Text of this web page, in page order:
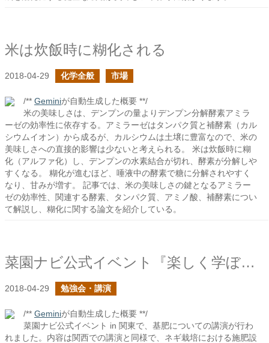
米は炊飯時に糊化される
2018-04-29 化学全般 市場
/** Geminiが自動生成した概要 **/
米の美味しさは、デンプンの量よりデンプン分解酵素アミラ
ーゼの効率性に依存する。アミラーゼはタンパク質と補酵素（カル
シウムイオン）から成るが、カルシウムは土壌に豊富なので、米の
美味しさへの直接的影響は少ないと考えられる。 米は炊飯時に糊
化（アルファ化）し、デンプンの水素結合が切れ、酵素が分解しや
すくなる。 糊化が進むほど、唾液中の酵素で糖に分解されやすく
なり、甘みが増す。 記事では、米の美味しさの鍵となるアミラー
ゼの効率性、関連する酵素、タンパク質、アミノ酸、補酵素につい
て解説し、糊化に関する論文を紹介している。
菜園ナビ公式イベント『楽しく学ぼう！第2弾 in 関東』で基肥の話をしました
2018-04-29 勉強会・講演
/** Geminiが自動生成した概要 **/
菜園ナビ公式イベント in 関東で、基肥についての講演が行わ
れました。内容は関西での講演と同様で、ネギ栽培における施肥設